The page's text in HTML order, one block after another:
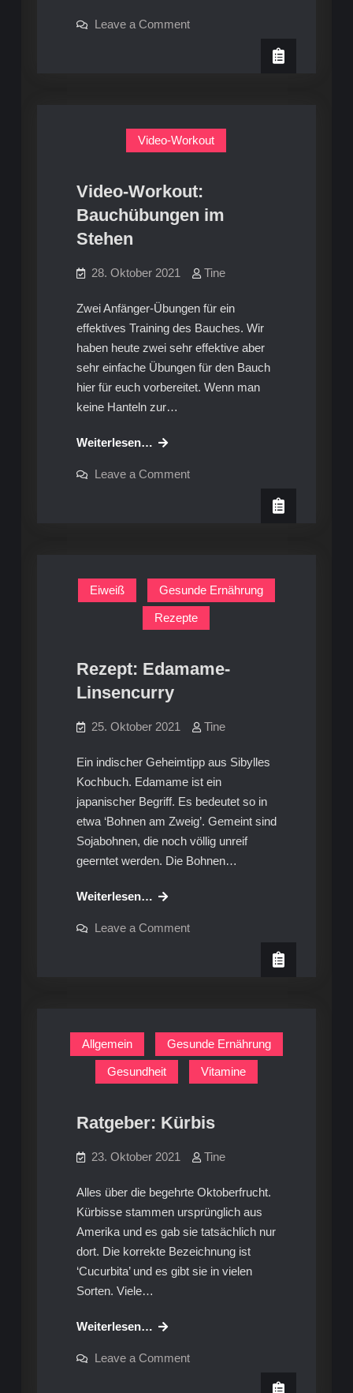
deine
Leave a Commenton
Video-Workout
Video-Workout:
Bauchübungen im
Stehen
28. Oktober 2021 Tine
Zwei Anfänger-Übungen für ein
effektives Training des Bauches. Wir
haben heute zwei sehr effektive aber
sehr einfache Übungen für den Bauch
hier für euch vorbereitet. Wenn man
keine Hanteln zur…
Weiterlesen… Video-
Bauchübungen
Leave a Commenton
Eiweiß Gesunde Ernährung
Rezepte
Rezept: Edamame-
Linsencurry
25. Oktober 2021 Tine
Ein indischer Geheimtipp aus Sibylles
Kochbuch. Edamame ist ein
japanischer Begriff. Es bedeutet so in
etwa ‘Bohnen am Zweig’. Gemeint sind
Sojabohnen, die noch völlig unreif
geerntet werden. Die Bohnen…
Weiterlesen… Rezept:
Linsencurry
Leave a Commenton
Allgemein Gesunde Ernährung
Gesundheit Vitamine
Ratgeber: Kürbis
23. Oktober 2021 Tine
Alles über die begehrte Oktoberfrucht.
Kürbisse stammen ursprünglich aus
Amerika und es gab sie tatsächlich nur
dort. Die korrekte Bezeichnung ist
‘Cucurbita’ und es gibt sie in vielen
Sorten. Viele…
Weiterlesen… Ratgeber:
Leave a Commenton